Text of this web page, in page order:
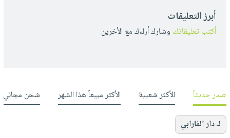
أبرز التعليقات
أكتب تعليقاتك وشارك أراءك مع الأخرين
صدر حديثاً الأكثر شعبية الأكثر مبيعاً هذا الشهر شحن مجاني
لـ دار الفارابي